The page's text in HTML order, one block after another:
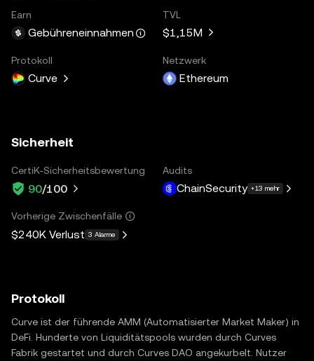
Earn
Gebühreneinnahmen
TVL
$1,15M
Protokoll
Curve
Netzwerk
Ethereum
Sicherheit
CertiK-Sicherheitsbewertung
90/100
Audits
ChainSecurity +13 mehr
Vorherige Zwischenfälle
$240K Verlust 3 Alarme
Protokoll
Curve ist der führende AMM (Automatisierter Market Maker) in
DeFi. Hunderte von Liquiditätspools wurden durch Curves
Fabrik gestartet und durch Curves DAO angekurbelt. Nutzer